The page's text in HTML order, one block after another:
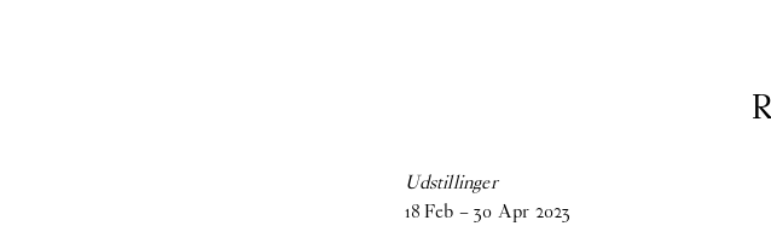
Udstillinger
18 Feb –30 Apr 2023